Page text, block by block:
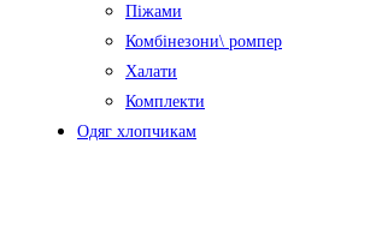
Піжами
Комбінезони\ ромпер
Халати
Комплекти
Одяг хлопчикам